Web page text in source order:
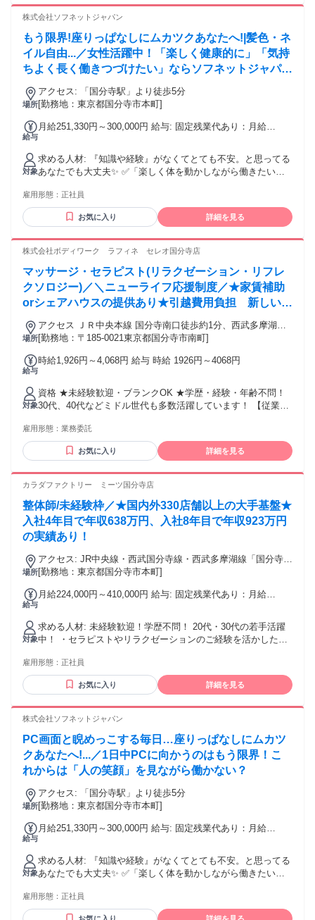
年収923万円（入社8年目・スポーツトレーナー） 年収725万
円（入社12年目・スポーツトレーナー） 年収638万円（入社4
年目・スポーツトレーナー） 年収455万円（入社3年目・スポ
ーツトレーナー）
わる仕事がしたい
株式会社ソフネットジャパン
もう限界!座りっぱなしにムカツクあなたへ!|髪色・ネ
イル自由...／女性活躍中！「楽しく健康的に」「気持
ちよく長く働きつづけたい」ならソフネットジャパ
ン！
場所
アクセス: 「国分寺駅」より徒歩5分
[勤務地：東京都国分寺市本町]
給与
月給251,330円～300,000円 給与: 固定残業代あり：月給
￥55,170（36時間相当分）を含む。36時間を超える残業代は
追加で支給する。
対象
求める人材: 『知識や経験』がなくてとても不安。と思ってる
あなたでも大丈夫✨ ✅「楽しく体を動かしながら働きたい」
トも大切にしたい」 ✅「スポーツ経験を活かした仕事をした
い」 そんな気持ちがあれば、十分スタートライン！ 今は自信
がなくても大丈夫。 お客様と向き合う中で、指名される自
ジャパンで、自分らしい働き方を選びませんか？
雇用形態： 正社員
お気に入り 詳細を見る
株式会社ボディワーク ラフィネ セレオ国分寺店
マッサージ・セラピスト(リラクゼーション・リフレ
クソロジー)／＼ニューライフ応援制度／★家賃補助
orシェアハウスの提供あり★引越費用負担 新しい地
で新しい人生を♪
場所
アクセス ＪＲ中央本線 国分寺南口徒歩約1分、西武多摩湖線
国分寺南口徒歩約1分、西武国分寺線 国分寺南口徒歩約1分 最
[勤務地：〒185-0021東京都国分寺市南町]
給与
時給1,926円～4,068円 給与 時給 1926円～4068円
対象
資格 ★未経験歓迎・ブランクOK ★学歴・経験・年齢不問！
30代、40代などミドル世代も多数活躍しています！ 【従業員
タッフも多数 ◆男女比 １：９ 女性が多めです 【経験者の方
も大歓迎！優遇します】 リラクゼーションサロン・ストレッ
チ/整体専門店・接骨院・リフレ/アロマ専門店など、当てはま
灸師・あん摩マッサージ指圧師・柔道整復師などの方も活躍
面接でお伝えします。 もし経験に自信のない方も、ご相談く
ださい！
雇用形態： 業務委託
お気に入り 詳細を見る
カラダファクトリー ミーツ国分寺店
整体師/未経験枠／★国内外330店舗以上の大手基盤★
入社4年目で年収638万円、入社8年目で年収923万円
の実績あり！
場所
アクセス: JR中央線・西武国分寺線・西武多摩湖線「国分寺」
駅北口：徒歩1分
[勤務地：東京都国分寺市本町]
給与
月給224,000円～410,000円 給与: 固定残業代あり：月給
￥15,343（10時間相当分）を含む。10時間を超える残業代は
追加で支給する。 月給224,000円〜410,000円 ※年齢やスキル
を考慮の上で決定 ＜成長と頑張りを正当に評価＞ 「お客様か
らの評価」と「技術力」 をしっかりと評価します。 ◆毎月業
とに発生) ＋業績インセンティブ ◆毎月技術試験を実施 合格
すれば 「研修生→プロトレーナー→ボディトレーナー →エグ
ゼクティブトレーナー…」とランクアップ可能！ 【諸手当】
■交通費支給 ■家族手当 ■指名・インセンティブ ■役職
手当 ＜年収例＞ 年収923万円（入社8年目・整体セラピスト）
年収725万円（入社12年目・整体セラピスト） 年収638万円
（入社4年目・整体セラピスト） 年収455万円（入社3年目・
整体セラピスト）
対象
求める人材: 未経験歓迎！学歴不問！ 20代・30代の若手活躍
中！ ・セラピストやリラクゼーションのご経験を活かしたい
つ仕事がしたい！ ・安定基盤の中で正社員として働きたい！
・「ありがとう」にあふれる仕事をしたい ・手に職をつけた
い！ ・健康業界にチャレンジしたい！
雇用形態： 正社員
お気に入り 詳細を見る
株式会社ソフネットジャパン
PC画面と睨めっこする毎日…座りっぱなしにムカツ
クあなたへ!...／1日中PCに向かうのはもう限界！こ
れからは「人の笑顔」を見ながら働かない？
場所
アクセス: 「国分寺駅」より徒歩5分
[勤務地：東京都国分寺市本町]
給与
月給251,330円～300,000円 給与: 固定残業代あり：月給
￥55,170（36時間相当分）を含む。36時間を超える残業代は
追加で支給する。
対象
求める人材: 『知識や経験』がなくてとても不安。と思ってる
あなたでも大丈夫✨ ✅「楽しく体を動かしながら働きたい」
トも大切にしたい」 ✅「スポーツ経験を活かした仕事をした
い」 そんな気持ちがあれば、十分スタートライン！ 今は自信
雇用形態： 正社員